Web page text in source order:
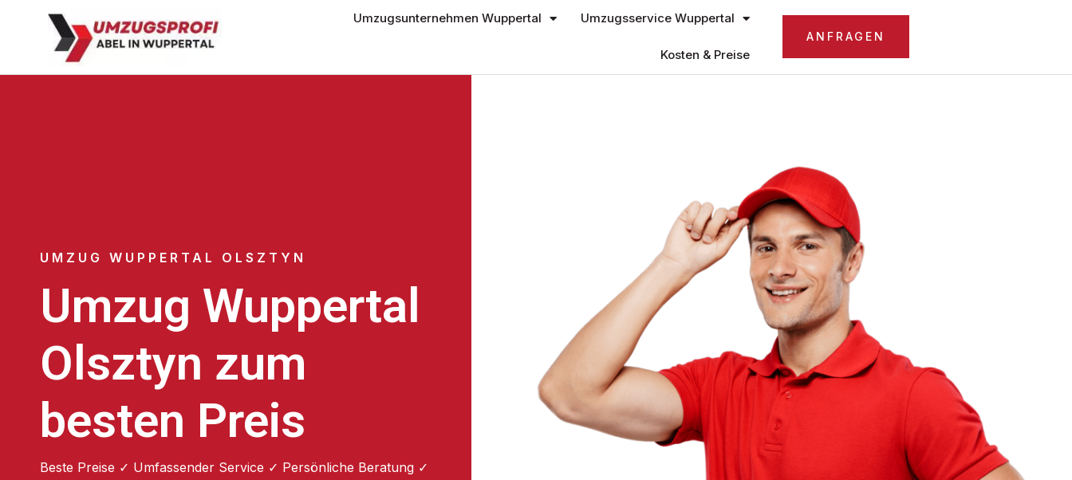
Umzugsunternehmen Wuppertal Umzugsservice Wuppertal
Kosten & Preise
ANFRAGEN
UMZUG WUPPERTAL OLSZTYN
Umzug Wuppertal
Olsztyn zum
besten Preis
Beste Preise ✓ Umfassender Service ✓ Persönliche Beratung ✓